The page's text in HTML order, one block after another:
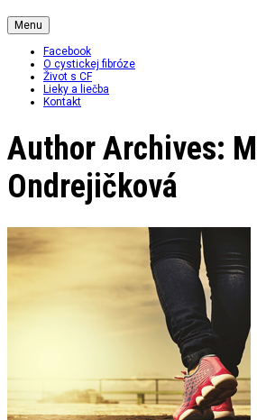
Menu
Facebook
O cystickej fibróze
Život s CF
Lieky a liečba
Kontakt
Author Archives:
Ondrejičková